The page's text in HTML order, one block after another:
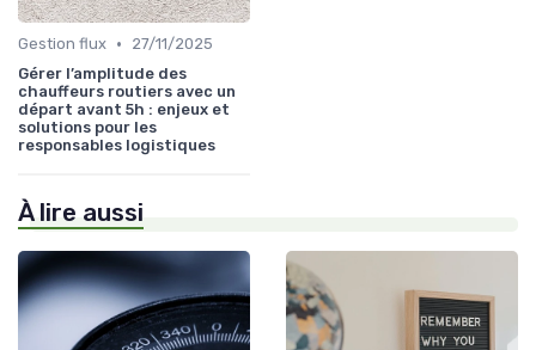
Gestion flux •
27/11/2025
Gérer l’amplitude des
chauffeurs routiers avec un
départ avant 5h : enjeux et
solutions pour les
responsables logistiques
À lire aussi